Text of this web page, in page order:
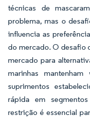
técnicas de
problema, mas o
influencia as
do mercado. O desafio
mercado para
marinhas
suprimentos
rápida em
restrição é essencial